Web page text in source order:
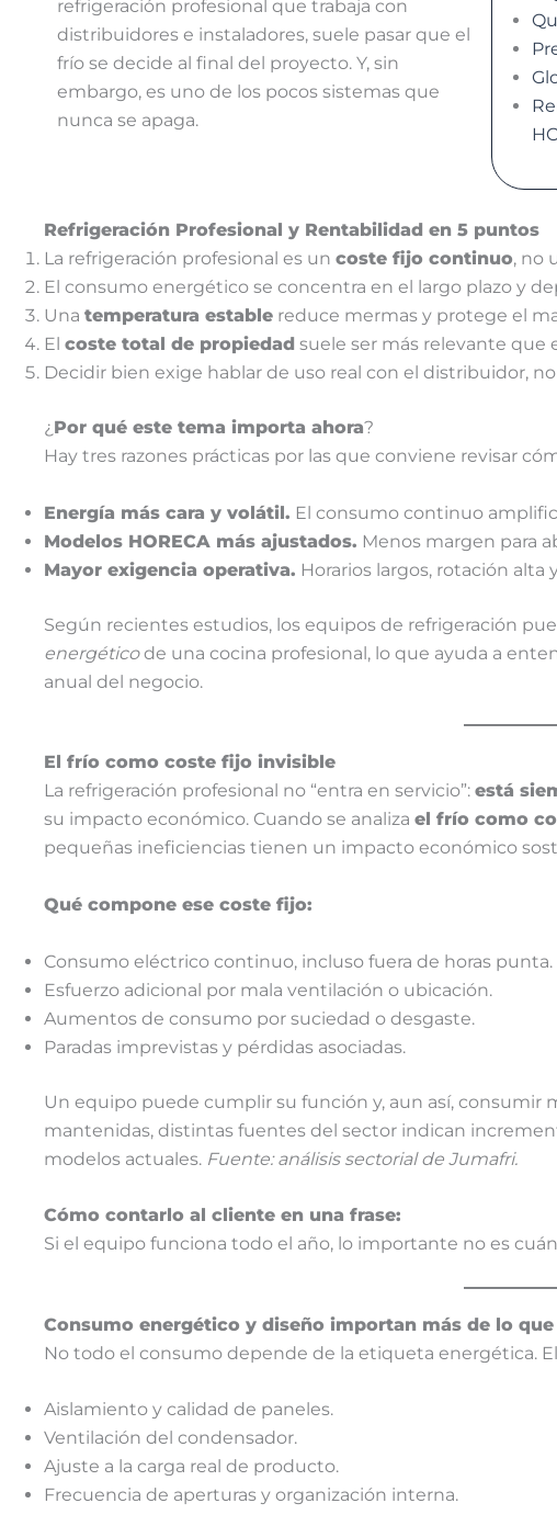
refrigeración profesional que trabaja con
distribuidores e instaladores, suele pasar que el
frío se decide al final del proyecto. Y, sin
embargo, es uno de los pocos sistemas que
nunca se apaga.
Refrigeración Profesional y Rentabilidad en 5 puntos
La refrigeración profesional es un coste fijo continuo, no
El consumo energético se concentra en el largo plazo y
Una temperatura estable reduce mermas y protege el
El coste total de propiedad suele ser más relevante que
Decidir bien exige hablar de uso real con el distribuidor,
¿ Por qué este tema importa ahora?
Hay tres razones prácticas por las que conviene revisar
Energía más cara y volátil. El consumo continuo
Modelos HORECA más ajustados. Menos margen para
Mayor exigencia operativa. Horarios largos, rotación alta
Según recientes estudios, los equipos de refrigeración
energéticode una cocina profesional, lo que ayuda a
anual del negocio.
El frío como coste fijo invisible
La refrigeración profesional no “entra en servicio”: está
su impacto económico. Cuando se analiza el frío como
pequeñas ineficiencias tienen un impacto económico
Qué compone ese coste fijo:
Consumo eléctrico continuo, incluso fuera de horas punta.
Esfuerzo adicional por mala ventilación o ubicación.
Aumentos de consumo por suciedad o desgaste.
Paradas imprevistas y pérdidas asociadas.
Un equipo puede cumplir su función y, aun así, consumir
mantenidas, distintas fuentes del sector indican
modelos actuales. Fuente: análisis sectorial de Jumafri.
Cómo contarlo al cliente en una frase:
Si el equipo funciona todo el año, lo importante no es
Consumo energético y diseño importan más de lo que
No todo el consumo depende de la etiqueta energética. El
Aislamiento y calidad de paneles.
Ventilación del condensador.
Ajuste a la carga real de producto.
Frecuencia de aperturas y organización interna.